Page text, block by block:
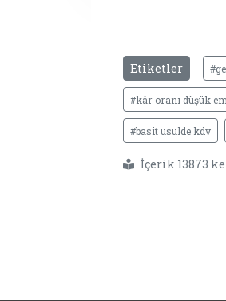
Etiketler
#kâr oranı düşük
#basit usulde kdv
İçerik 13873